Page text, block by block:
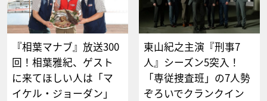
『相葉マナブ』放送300
回！相葉雅紀、ゲスト
に来てほしい人は「マ
イケル・ジョーダン」
東山紀之主演『刑事7
人』シーズン5突入！
「専従捜査班」の7人勢
ぞろいでクランクイン